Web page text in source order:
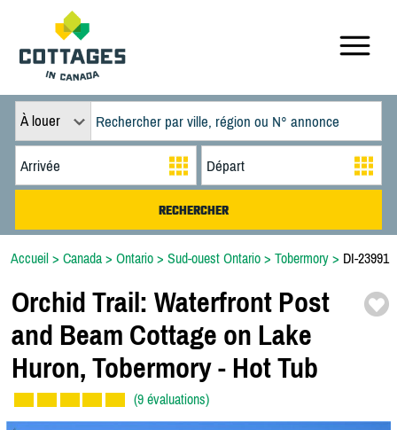
À louer
Accueil > Canada > Ontario > Sud-ouest Ontario > Tobermory > DI-23991
Orchid Trail: Waterfront Post
and Beam Cottage on Lake
Huron, Tobermory - Hot Tub
(9 évaluations)